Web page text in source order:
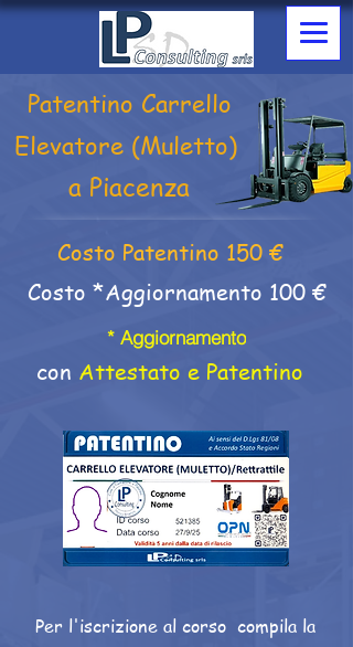
Patentino Carrello
Elevatore (Muletto)
a Piacenza
Costo Patentino 150 €
Costo *Aggiornamento 100 €
con Attestato e Patentino
* Aggiornamento
Per l'iscrizione al corso compila la